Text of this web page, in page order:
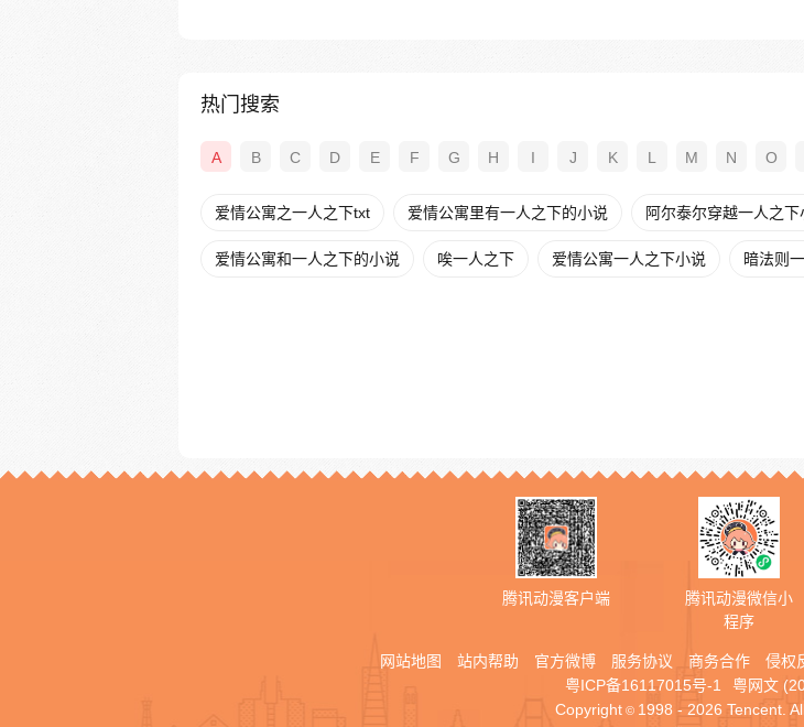
热门搜索
A B C D E F G H I J K L M N O
爱情公寓之一人之下txt 爱情公寓里有一人之下的小说 阿尔泰尔穿越一人之下
爱情公寓和一人之下的小说 唉一人之下 爱情公寓一人之下小说 暗法则
腾讯动漫客户端
腾讯动漫微信小
程序
网站地图 站内帮助 官方微博 服务协议 商务合作 侵权
粤ICP备16117015号-1
粤网文
Copyright © 1998 - 2026 Tencent.